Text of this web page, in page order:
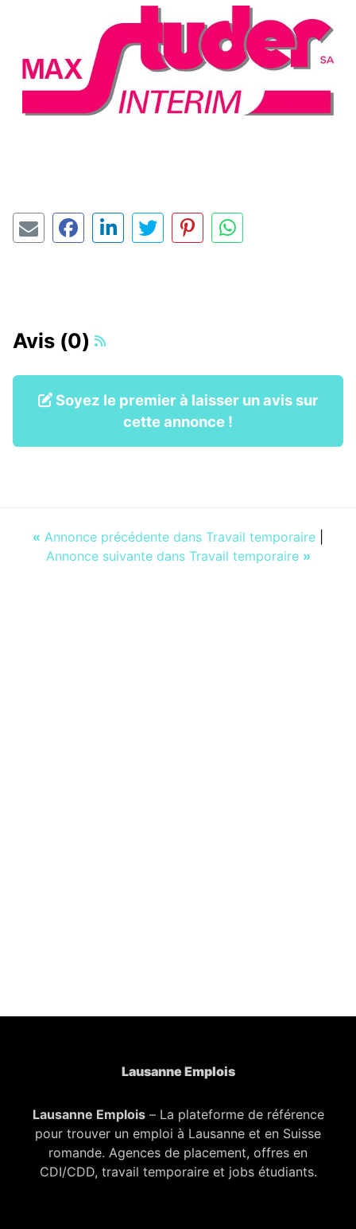
Avis (0)
Soyez le premier à laisser un avis sur
cette annonce !
« Annonce précédente dans Travail temporaire
Annonce suivante dans Travail temporaire »
Lausanne Emplois
Lausanne Emplois– La plateforme de référence
pour trouver un emploi à Lausanne et en Suisse
romande. Agences de placement, offres en
CDI/CDD, travail temporaire et jobs étudiants.